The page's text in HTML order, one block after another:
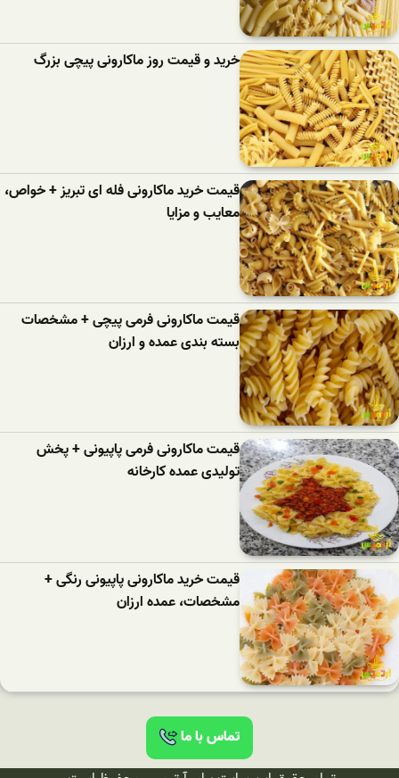
خرید و قیمت روز ماکارونی پیچی بزرگ
قیمت خرید ماکارونی فله ای تبریز + خواص،
معایب و مزایا
قیمت ماکارونی فرمی پیچی + مشخصات
بسته بندی عمده و ارزان
قیمت ماکارونی فرمی پاپیونی + پخش
تولیدی عمده کارخانه
قیمت خرید ماکارونی پاپیونی رنگی +
مشخصات، عمده ارزان
تماس با ما